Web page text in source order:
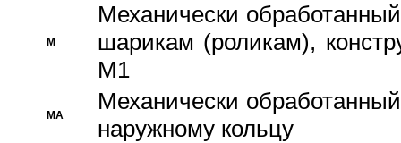
M
Механически
шарикам (роликам),
M1
MA
Механически
наружному кольцу